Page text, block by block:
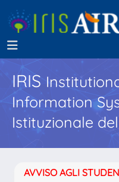
IRIS
Information
Istituzionale
AVVISO AGLI